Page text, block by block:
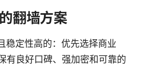
翻墙方案
稳定性高的：优先选择商业
有良好口碑、强加密和可靠的